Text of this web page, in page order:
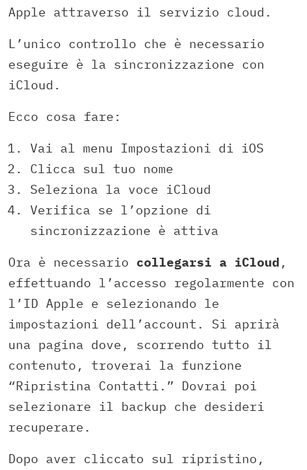
Apple attraverso il servizio cloud.
L’unico controllo che è necessario
eseguire è la sincronizzazione con
iCloud.
Ecco cosa fare:
Vai al menu Impostazioni di iOS
Clicca sul tuo nome
Seleziona la voce iCloud
Verifica se l’opzione di
sincronizzazione è attiva
Ora è necessario collegarsi a iCloud ,
effettuando l’accesso regolarmente con
l’ID Apple e selezionando le
impostazioni dell’account. Si aprirà
una pagina dove, scorrendo tutto il
contenuto, troverai la funzione
“Ripristina Contatti.” Dovrai poi
selezionare il backup che desideri
recuperare.
Dopo aver cliccato sul ripristino,